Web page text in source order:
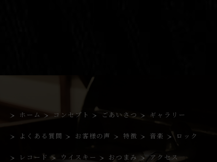
ホーム コンセプト ごあいさつ ギャラリー
よくある質問 お客様の声 特徴 音楽 ロック
レコード ウイスキー おつまみ アクセス